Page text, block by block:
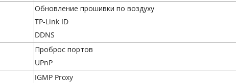
Обновление прошивки по воздуху
TP-Link ID
DDNS
Проброс портов
UPnP
IGMP Proxy